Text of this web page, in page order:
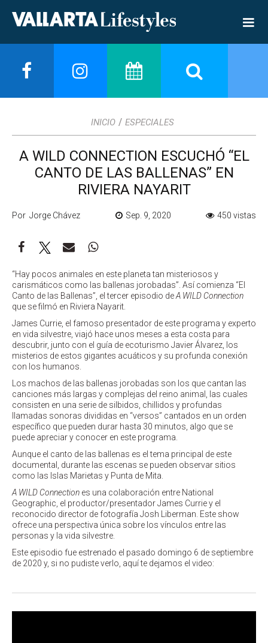
INICIO / ESPECIALES
A WILD CONNECTION ESCUCHÓ “EL
CANTO DE LAS BALLENAS” EN
RIVIERA NAYARIT
Por Jorge Chávez Sep. 9, 2020 450 vistas
“Hay pocos animales en este planeta tan misteriosos y
carismáticos como las ballenas jorobadas”. Así comienza “El
Canto de las Ballenas”, el tercer episodio deA WILD Connection
que se filmó en Riviera Nayarit.
James Currie, el famoso presentador de este programa y experto
en vida silvestre, viajó hace unos meses a esta costa para
descubrir, junto con el guía de ecoturismo Javier Álvarez, los
misterios de estos gigantes acuáticos y su profunda conexión
con los humanos.
Los machos de las ballenas jorobadas son los que cantan las
canciones más largas y complejas del reino animal, las cuales
consisten en una serie de silbidos, chillidos y profundas
llamadas sonoras divididas en “versos” cantados en un orden
específico que pueden durar hasta 30 minutos, algo que se
puede apreciar y conocer en este programa.
Aunque el canto de las ballenas es el tema principal de este
documental, durante las escenas se pueden observar sitios
como las Islas Marietas y Punta de Mita.
A WILD Connection es una colaboración entre National
Geographic, el productor/presentador James Currie y el
reconocido director de fotografía Josh Liberman. Este show
ofrece una perspectiva única sobre los vínculos entre las
personas y la vida silvestre.
Este episodio fue estrenado el pasado domingo 6 de septiembre
de 2020 y, si no pudiste verlo, aquí te dejamos el video: